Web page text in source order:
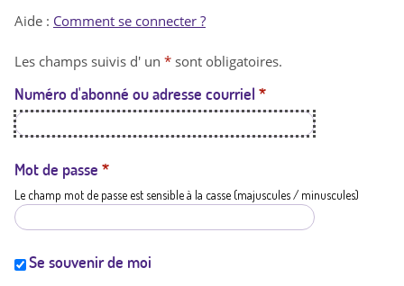
t
a
t
i
Aide : Comment se connecter ?
Les champs suivis d' un * sont obligatoires.
Numéro d'abonné ou adresse courriel *
Mot de passe *
Le champ mot de passe est sensible à la casse (majuscules / minuscules)
Se souvenir de moi